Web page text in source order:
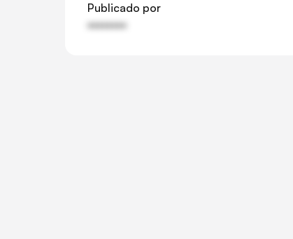
Publicado por
••••••••